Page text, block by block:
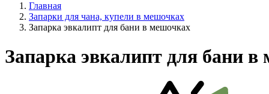
Главная
Запарки для чана, купели в мешочках
Запарка эвкалипт для бани в мешочках
Запарка эвкалипт для бани в